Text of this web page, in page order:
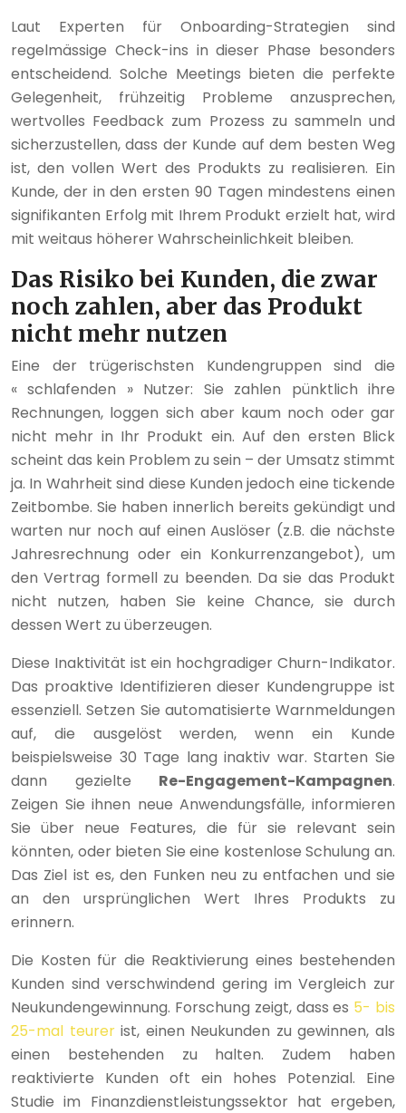
Laut Experten für Onboarding-Strategien sind
regelmässige Check-ins in dieser Phase besonders
entscheidend. Solche Meetings bieten die perfekte
Gelegenheit, frühzeitig Probleme anzusprechen,
wertvolles Feedback zum Prozess zu sammeln und
sicherzustellen, dass der Kunde auf dem besten Weg
ist, den vollen Wert des Produkts zu realisieren. Ein
Kunde, der in den ersten 90 Tagen mindestens einen
signifikanten Erfolg mit Ihrem Produkt erzielt hat, wird
mit weitaus höherer Wahrscheinlichkeit bleiben.
Das Risiko bei Kunden, die zwar
noch zahlen, aber das Produkt
nicht mehr nutzen
Eine der trügerischsten Kundengruppen sind die
« schlafenden » Nutzer: Sie zahlen pünktlich ihre
Rechnungen, loggen sich aber kaum noch oder gar
nicht mehr in Ihr Produkt ein. Auf den ersten Blick
scheint das kein Problem zu sein – der Umsatz stimmt
ja. In Wahrheit sind diese Kunden jedoch eine tickende
Zeitbombe. Sie haben innerlich bereits gekündigt und
warten nur noch auf einen Auslöser (z.B. die nächste
Jahresrechnung oder ein Konkurrenzangebot), um
den Vertrag formell zu beenden. Da sie das Produkt
nicht nutzen, haben Sie keine Chance, sie durch
dessen Wert zu überzeugen.
Diese Inaktivität ist ein hochgradiger Churn-Indikator.
Das proaktive Identifizieren dieser Kundengruppe ist
essenziell. Setzen Sie automatisierte Warnmeldungen
auf, die ausgelöst werden, wenn ein Kunde
beispielsweise 30 Tage lang inaktiv war. Starten Sie
dann gezielte Re-Engagement-Kampagnen.
Zeigen Sie ihnen neue Anwendungsfälle, informieren
Sie über neue Features, die für sie relevant sein
könnten, oder bieten Sie eine kostenlose Schulung an.
Das Ziel ist es, den Funken neu zu entfachen und sie
an den ursprünglichen Wert Ihres Produkts zu
erinnern.
Die Kosten für die Reaktivierung eines bestehenden
Kunden sind verschwindend gering im Vergleich zur
Neukundengewinnung. Forschung zeigt, dass es 5- bis
25-mal teurerist, einen Neukunden zu gewinnen, als
einen bestehenden zu halten. Zudem haben
reaktivierte Kunden oft ein hohes Potenzial. Eine
Studie im Finanzdienstleistungssektor hat ergeben,